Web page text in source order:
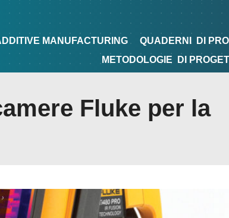
DI PROGETTAZIONE TIPS&TRICKS
MANUFACTURING QUADERNI DI
METODOLOGIE
DI
Fluke per la